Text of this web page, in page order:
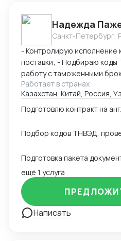
Надежда
Санкт-Петербург,
- Контролирую исполнение
поставки; - Подбираю коды ТН ВЭД и координирую
работу с таможенными брокерами; -
сертификацию и
аккредитованными органами; - Снижаю
счёт оптимизации
Обеспечиваю
точность инвойсов,
Работает в странах
Казахстан, Китай, Россия,
ещё 1 услуга
Написать